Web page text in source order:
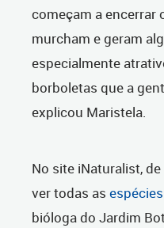
começam a encerrar
murcham e geram
especialmente
borboletas que a
explicou Maristela.
No site iNaturalist,
ver todas as
bióloga do Jardim